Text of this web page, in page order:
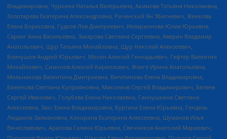
Владимировна, Чуркина Наталья Валерьевна, Акимова Татьяна Николаевна,
Золотарева Екатерина Александровна, Рачинский Ян Збигневич, Жемкова
Елена Борисовна, Гудков Лев Дмитриевич, Илларионова Юлия Юрьевна,
Саранг Анна Васильевна, Захарова Светлана Сергеевна, Аверин Владимир
Анатольевич, Щур Татьяна Михайловна, Щур Николай Алексеевич,
Блинушов Андрей Юрьевич, Мосин Алексей Геннадьевич, Гефтер Валентин
Михайлович, Симонов Алексей Кириллович, Флиге Ирина Анатольевна,
Мельникова Валентина Дмитриевна, Вититинова Елена Владимировна,
Баженова Светлана Куприяновна, Максимов Сергей Владимирович, Беляев
Сергей Иванович, Голубева Елена Николаевна, Ганнушкина Светлана
Алексеевна, Закс Елена Владимировна, Буртина Елена Юрьевна, Гендель
Людмила Залмановна, Кокорина Екатерина Алексеевна, Шуманов Илья
Вячеславович, Арапова Галина Юрьевна, Свечников Анатолий Мариевич,